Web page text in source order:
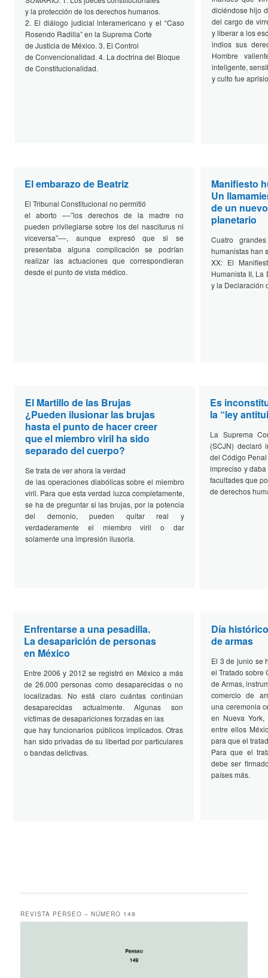
y la protección de los derechos humanos.
2. El diálogo judicial interamericano y el “Caso
Rosendo Radilla” en la Suprema Corte
de Justicia de México. 3. El Control
de Convencionalidad. 4. La doctrina del Bloque
de Constitucionalidad.
diciéndose hijo
del cargo de
y liberar a los
indios sus
Hombre
inteligente,
y culto fue
Manifiesto
Un
de un
planetario
Cuatro
humanistas han
XX: El
Humanista II, La
y la Declaración
El Martillo de las Brujas
¿Pueden ilusionar las brujas
hasta el punto de hacer creer
que el miembro viril ha sido
separado del cuerpo?
Se trata de ver ahora la verdad
de las operaciones diabólicas sobre el miembro
viril. Para que esta verdad luzca completamente,
se ha de preguntar si las brujas, por la potencia
del demonio, pueden quitar real y
verdaderamente el miembro viril o dar
solamente una impresión ilusoria.
Es
la “ley
La Suprema
(SCJN) declaró
del Código
impreciso y
facultades que
de derechos
Enfrentarse a una pesadilla.
La desaparición de personas
en México
Entre 2006 y 2012 se registró en México a más
de 26.000 personas como desaparecidas o no
localizadas. No está claro cuántas continúan
desaparecidas actualmente. Algunas son
víctimas de desapariciones forzadas en las
que hay funcionarios públicos implicados. Otras
han sido privadas de su libertad por particulares
o bandas delictivas.
Día
de armas
El 3 de junio se
el Tratado sobre
de Armas,
comercio de
una ceremonia
en Nueva
entre ellos
para que el
Para que el
debe ser
países más.
El embarazo de Beatriz
El Tribunal Constitucional no permitió
el aborto ––”los derechos de la madre no
pueden privilegiarse sobre los del nasciturus ni
viceversa”––, aunque expresó que si se
presentaba alguna complicación se podrían
realizar las actuaciones que correspondieran
desde el punto de vista médico.
REVISTA PERSEO – NÚMERO 149